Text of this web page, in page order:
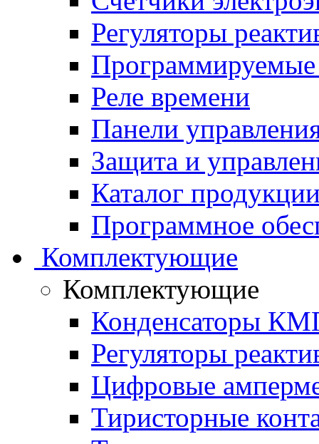
Регуляторы
Программируемые
Реле времени
Панели
Защита и
Каталог
Программное
Комплектующие
Комплектующие
Конденсаторы
Регуляторы
Цифровые
Тиристорные